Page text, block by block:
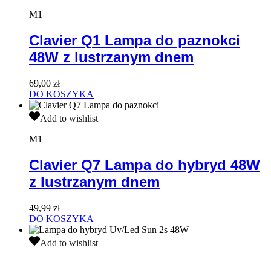
Lampa
paznokci
48W
z
lustrzanym
dnem
M1
Clavier Q1 Lampa do paznokci
48W z lustrzanym dnem
69,00 zł
DO KOSZYKA
Clavier
Lampa
hybryd
48W
z
lustrzanym
dnem
Add to wishlist
M1
Clavier Q7 Lampa do hybryd 48W
z lustrzanym dnem
49,99 zł
DO KOSZYKA
Lampa
Add to wishlist